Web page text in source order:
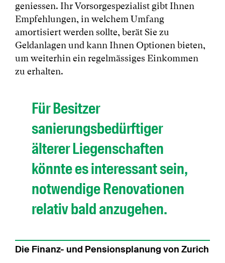
geniessen. Ihr Vorsorgespezialist gibt Ihnen
Empfehlungen, in welchem Umfang
amortisiert werden sollte, berät Sie zu
Geldanlagen und kann Ihnen Optionen bieten,
um weiterhin ein regelmässiges Einkommen
zu erhalten.
Für Besitzer
sanierungsbedürftiger
älterer Liegenschaften
könnte es interessant sein,
notwendige Renovationen
relativ bald anzugehen.
Die Finanz- und Pensionsplanung von Zurich